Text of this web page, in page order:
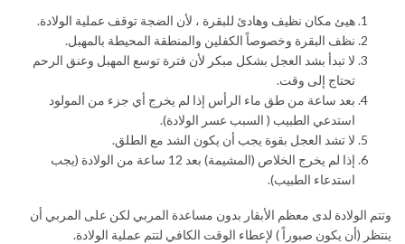
هيئ مكان نظيف وهادئ للبقرة ، لأن الضجة توقف عملية الولادة.
نظف البقرة وخصوصاً الكفلين والمنطقة المحيطة بالمهبل.
لا تبدأ بشد العجل بشكل مبكر لأن فترة توسع المهبل وعنق الرحم
تحتاج إلى وقت.
بعد ساعة من طق ماء الرأس إذا لم يخرج أي جزء من المولود
استدعي الطبيب ( السبب عسر الولادة).
لا تشد العجل بقوة يجب أن يكون الشد مع الطلق.
إذا لم يخرج الخلاص (المشيمة) بعد 12 ساعة من الولادة (يجب
استدعاء الطبيب).
وتتم الولادة لدى معظم الأبقار بدون مساعدة المربي لكن على المربي أن
ينتظر (أن يكون صبوراً ) لإعطاء الوقت الكافي لتتم عملية الولادة.